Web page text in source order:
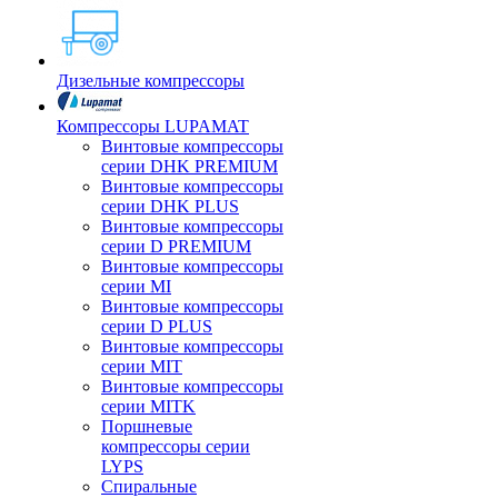
Дизельные компрессоры
Компрессоры LUPAMAT
Винтовые компрессоры
серии DHK PREMIUM
Винтовые компрессоры
серии DHK PLUS
Винтовые компрессоры
серии D PREMIUM
Винтовые компрессоры
серии MI
Винтовые компрессоры
серии D PLUS
Винтовые компрессоры
серии MIT
Винтовые компрессоры
серии MITK
Поршневые
компрессоры серии
LYPS
Спиральные